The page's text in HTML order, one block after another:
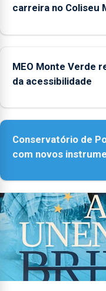
carreira no Coliseu
MEO Monte Verde
da acessibilidade
Conservatório de
com novos